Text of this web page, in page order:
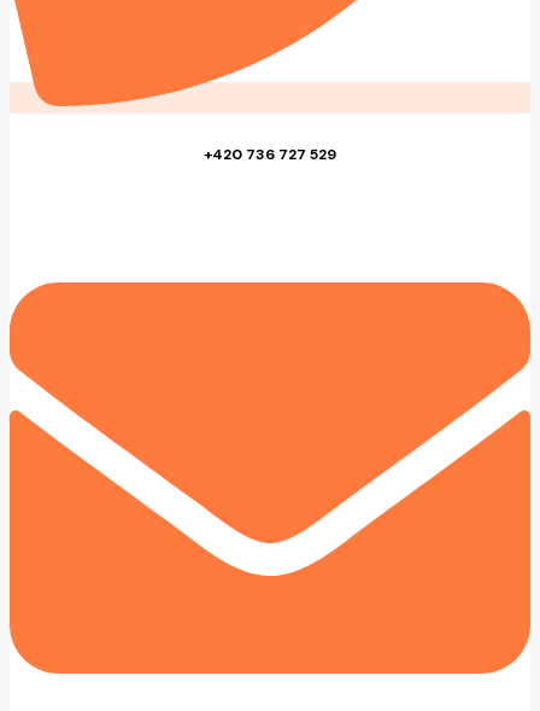
+420 736 727 529